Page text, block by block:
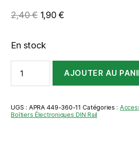
2,40€ Le
initial
1,90€Le
En stock
Façade
APRA
pour
AJOUTER AU
UGS : APRA 449-360-11 Catégories :
Boîtiers Électroniques DIN Rail